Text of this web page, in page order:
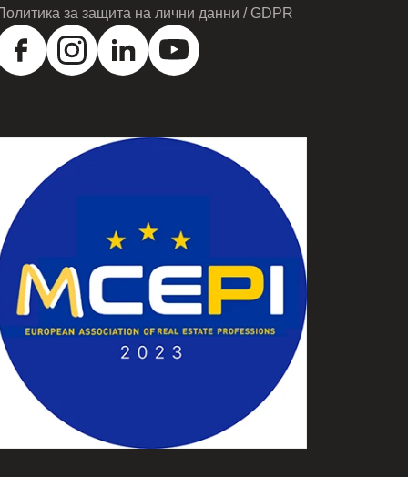
за защита на лични данни / GDPR